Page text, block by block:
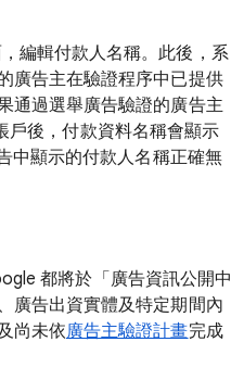
編輯付款人名稱。此後，系
廣告主在驗證程序中已提供
通過選舉廣告驗證的廣告主
戶後，付款資料名稱會顯示
中顯示的付款人名稱正確無
都將於「廣告資訊公開中
廣告出資實體及特定期間內
尚未依廣告主驗證計畫完成